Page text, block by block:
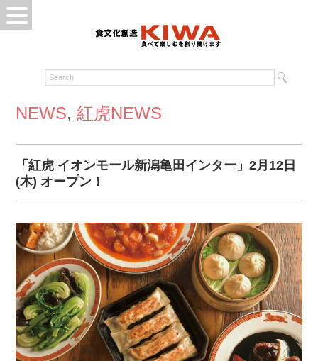
NEWS,紅虎NEWS
「紅虎 イオンモール新潟亀田インター」2月12日
(木) オープン！